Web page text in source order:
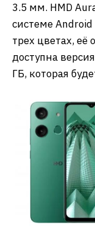
3.5 мм. HMD
системе
трех цветах,
доступна
ГБ, которая